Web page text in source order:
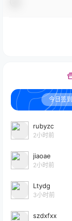
今日签到
rubyzc
2小时前
jiaoae
2小时前
Ltydg
3小时前
szdxfxx